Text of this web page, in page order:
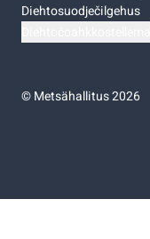
Diehtosuodječilgehus
©Metsähallitus 2026